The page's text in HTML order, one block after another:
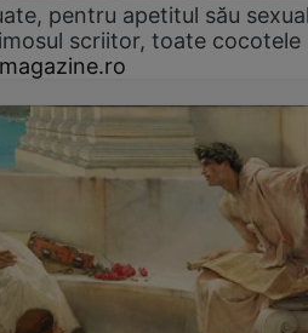
pentru apetitul său
scriitor, toate cocotele